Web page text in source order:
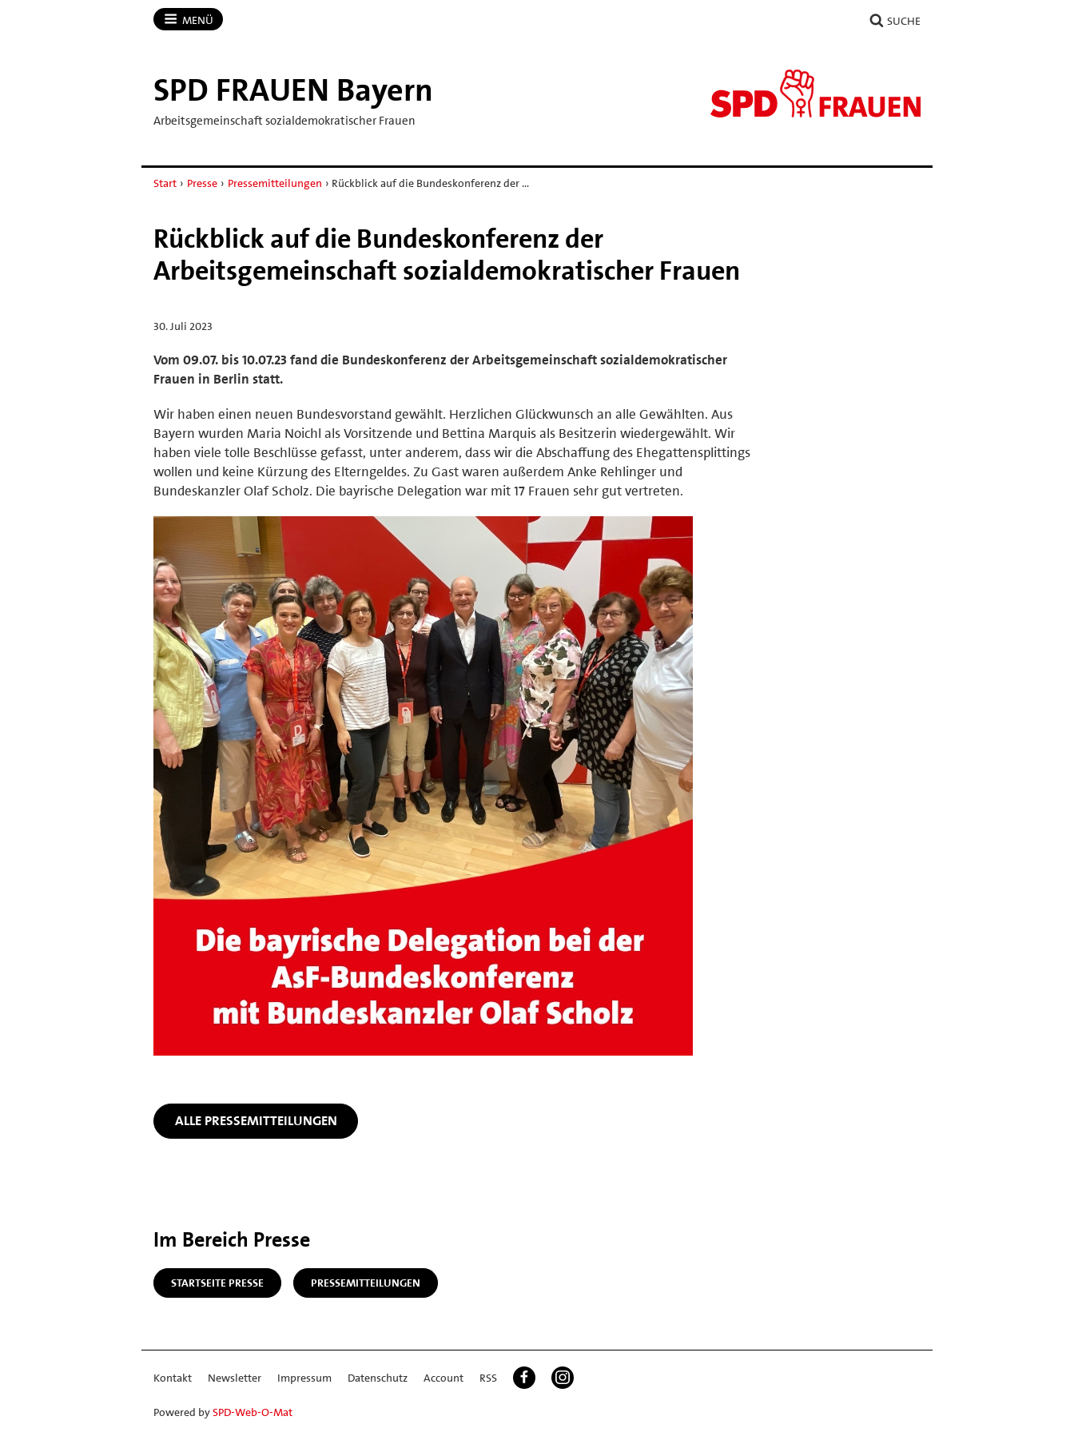
MENÜ SUCHE
SPD FRAUEN Bayern
Arbeitsgemeinschaft sozialdemokratischer Frauen
Start › Presse › Pressemitteilungen › Rückblick auf die Bundeskonferenz der …
Rückblick auf die Bundeskonferenz der
Arbeitsgemeinschaft sozialdemokratischer Frauen
30. Juli 2023
Vom 09.07. bis 10.07.23 fand die Bundeskonferenz der Arbeitsgemeinschaft sozialdemokratischer
Frauen in Berlin statt.
Wir haben einen neuen Bundesvorstand gewählt. Herzlichen Glückwunsch an alle Gewählten. Aus
Bayern wurden Maria Noichl als Vorsitzende und Bettina Marquis als Besitzerin wiedergewählt. Wir
haben viele tolle Beschlüsse gefasst, unter anderem, dass wir die Abschaffung des Ehegattensplittings
wollen und keine Kürzung des Elterngeldes. Zu Gast waren außerdem Anke Rehlinger und
Bundeskanzler Olaf Scholz. Die bayrische Delegation war mit 17 Frauen sehr gut vertreten.
ALLE PRESSEMITTEILUNGEN
Im Bereich Presse
STARTSEITE PRESSE PRESSEMITTEILUNGEN
Kontakt Newsletter Impressum Datenschutz Account RSS
Powered bySPD-Web-O-Mat